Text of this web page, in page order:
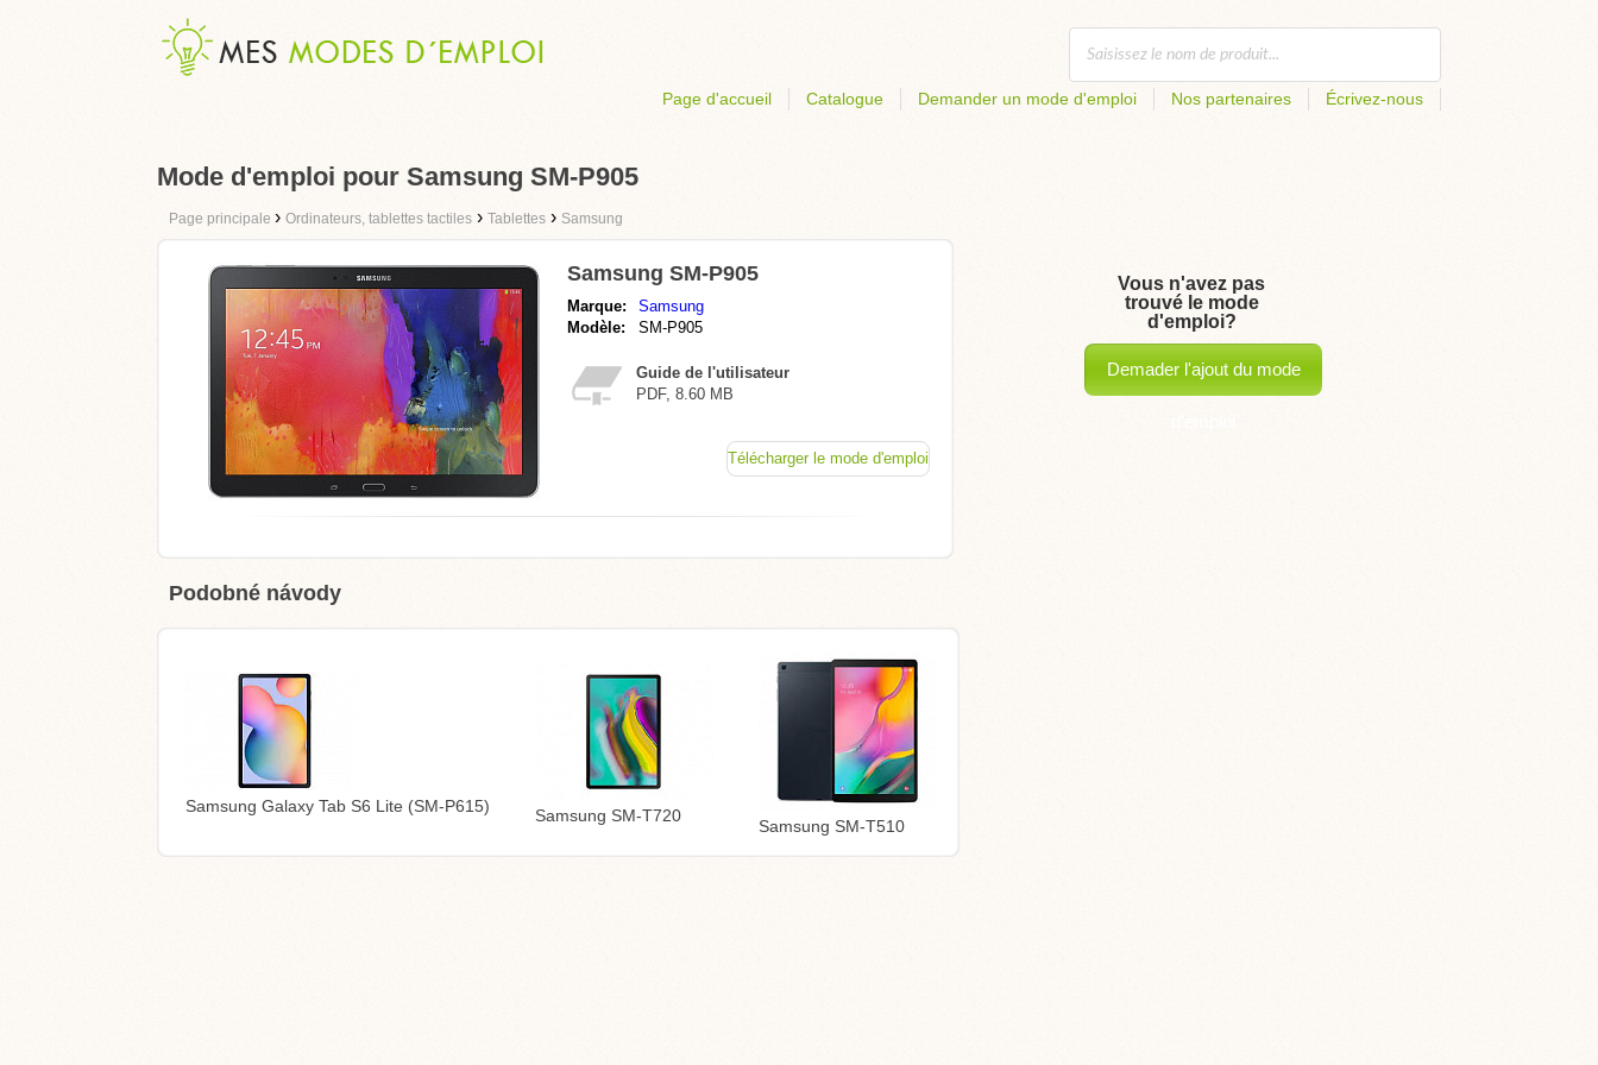
Page d'accueil Catalogue Demander un mode d'emploi Nos partenaires Écrivez-nous
Mode d'emploi pour Samsung SM-P905
Page principale › Ordinateurs, tablettes tactiles › Tablettes › Samsung
Samsung SM-P905
Marque:
Samsung
Modèle:
SM-P905
Guide de l'utilisateur
PDF, 8.60 MB
Télécharger le mode d'emploi
Podobné návody
Samsung Galaxy Tab S6 Lite (SM-P615) Samsung SM-T720
Samsung SM-T510
Vous n'avez pas
trouvé le mode
d'emploi?
Demader l'ajout du mode